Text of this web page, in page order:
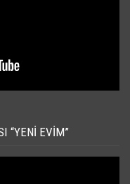
“YENI EVIM”